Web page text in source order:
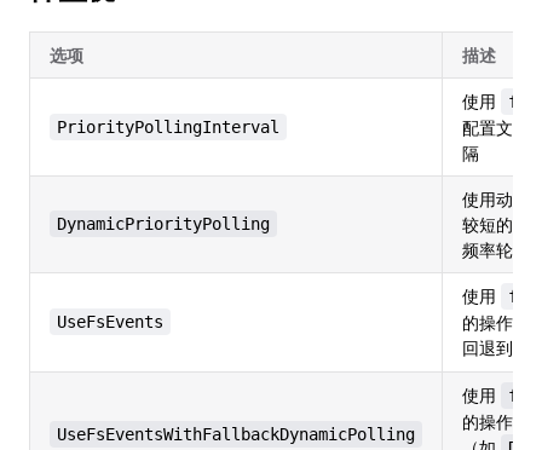
选项 描述
PriorityPollingInterval
使用
配置文件
隔
DynamicPriorityPolling
使用动态
较短的间
频率轮询
UseFsEvents
使用
的操作系
回退到
UseFsEventsWithFallbackDynamicPolling
使用
的操作系